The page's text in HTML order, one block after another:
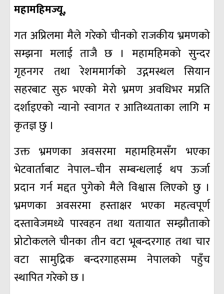
महामहिमज्यू,
गत अप्रिलमा मैले गरेको चीनको राजकीय भ्रमणको
सम्झना मलाई ताजै छ । महामहिमको सुन्दर
गृहनगर तथा रेशममार्गको उद्गमस्थल सियान
सहरबाट सुरु भएको मेरो भ्रमण अवधिभर मप्रति
दर्शाइएको न्यानो स्वागत र आतिथ्यताका लागि म
कृतज्ञ छु ।
उक्त भ्रमणका अवसरमा महामहिमसँग भएका
भेटवार्ताबाट नेपाल–चीन सम्बन्धलाई थप ऊर्जा
प्रदान गर्न मद्दत पुगेको मैले विश्वास लिएको छु ।
भ्रमणका अवसरमा हस्ताक्षर भएका महत्वपूर्ण
दस्तावेजमध्ये पारवहन तथा यतायात सम्झौताको
प्रोटोकलले चीनका तीन वटा भूबन्दरगाह तथा चार
वटा सामुद्रिक बन्दरगाहसम्म नेपालको पहुँच
स्थापित गरेको छ ।